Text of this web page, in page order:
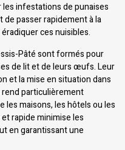
infestations de punaises
passer rapidement à la
ces nuisibles.
Pâté sont formés pour
de lit et de leurs œufs. Leur
et la mise en situation dans
particulièrement
les maisons, les hôtels ou les
rapide minimise les
en garantissant une